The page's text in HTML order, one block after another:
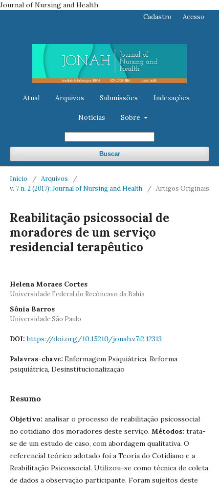
Journal of Nursing and Health
Atual Arquivos Submissões Indexações
Notícias Sobre
Buscar
Cadastro Acesso
Início / Arquivos
/
v. 7 n. 2 (2017): Journal of Nursing and Health
/ Artigos Originais
Reabilitação psicossocial de
moradores de um serviço
residencial terapêutico
Helena Moraes Cortes
Universidade Federal do Recôncavo da Bahia
Sônia Barros
Universidade São Paulo
DOI: https://doi.org/10.15210/jonah.v7i2.12313
Palavras-chave: Enfermagem Psiquiátrica, Reforma
psiquiátrica, Desinstitucionalização
Resumo
Objetivo: analisar o processo de reabilitação psicossocial
no cotidiano dos moradores deste serviço. Métodos: trata-
se de um estudo de caso, com abordagem qualitativa. O
referencial teórico adotado foi a Teoria do Cotidiano e a
Reabilitação Psicossocial. Utilizou-se como técnica de coleta
de dados a observação participante. Foram sujeitos deste